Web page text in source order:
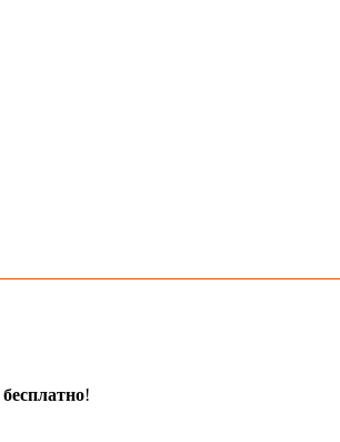
бесплатно!